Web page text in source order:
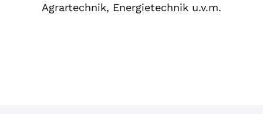
Agrartechnik, Energietechnik u.v.m.